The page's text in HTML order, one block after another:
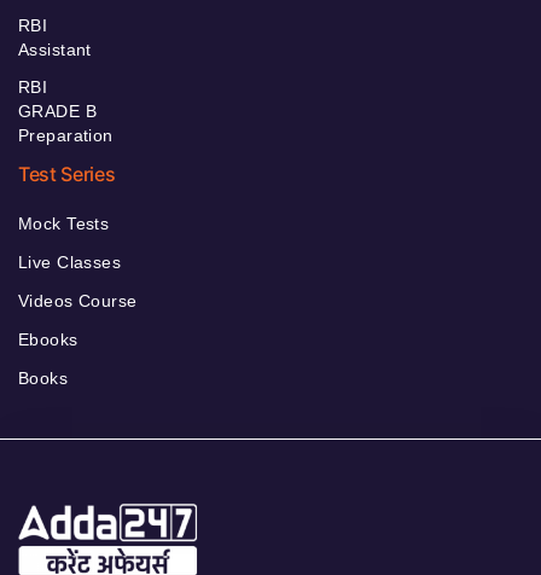
RBI
Assistant
RBI
GRADE B
Preparation
Test Series
Mock Tests
Live Classes
Videos Course
Ebooks
Books